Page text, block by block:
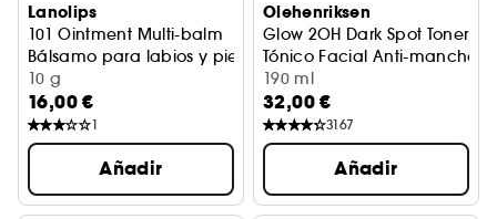
Lanolips
101 Ointment Multi-balm
Bálsamo para labios y pieles secas de sandía
10 g
16,00 €
1
Añadir
Olehenriksen
Glow 2OH Dark Spot Toner
Tónico Facial Anti-manchas
190 ml
32,00 €
3167
Añadir